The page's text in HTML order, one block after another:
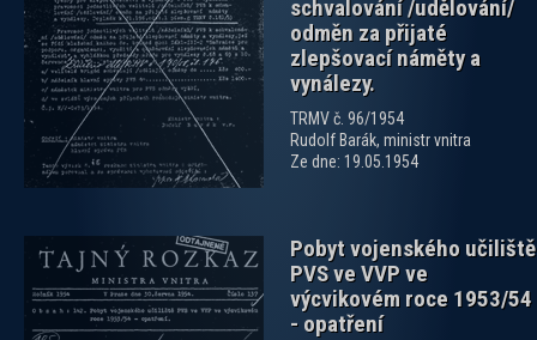
schvalování /udělování/
odměn za přijaté
zlepšovací náměty a
vynálezy.
TRMV č. 96/1954
Rudolf Barák, ministr vnitra
Ze dne: 19.05.1954
Pobyt vojenského učiliště
PVS ve VVP ve
výcvikovém roce 1953/54
- opatření
zobrazit PDF dokument